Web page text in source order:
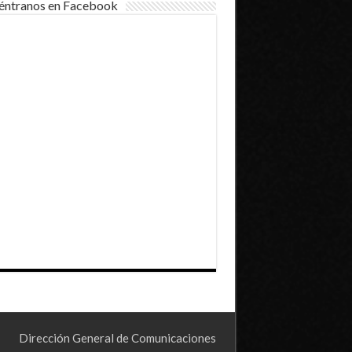
en Facebook
Dirección General de Comunicaciones